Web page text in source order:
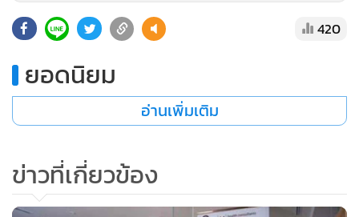
420
ยอดนิยม
อ่านเพิ่มเติม
ข่าวที่เกี่ยวข้อง